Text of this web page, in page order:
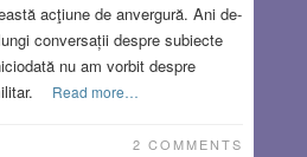
acţiune de anvergură. Ani de-
conversații despre subiecte
nu am vorbit despre
Read more…
2 COMMENTS